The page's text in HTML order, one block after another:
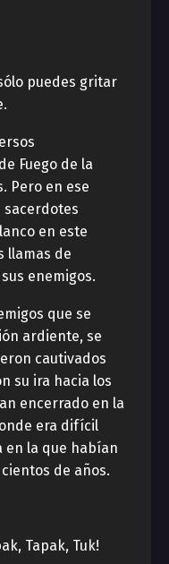
puedes gritar
Fuego de la
Pero en ese
sacerdotes
en este
llamas de
enemigos.
que se
ardiente, se
cautivados
su ira hacia los
encerrado en la
era difícil
en la que habían
de años.
Tapak, Tuk!